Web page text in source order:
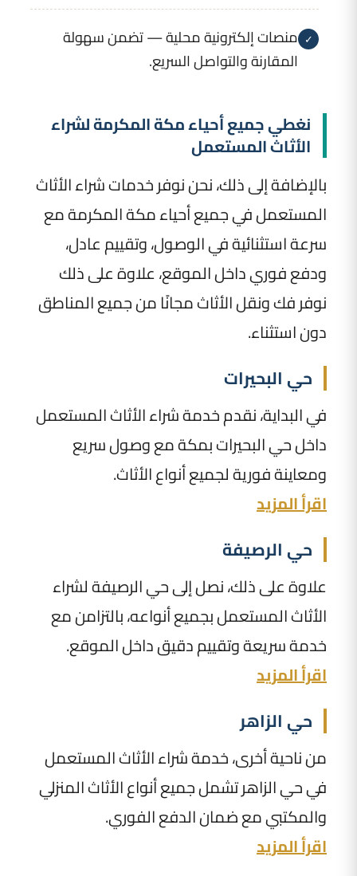
✓ منصات إلكترونية محلية — تضمن سهولة
المقارنة والتواصل السريع.
نغطي جميع أحياء مكة المكرمة لشراء
الأثاث المستعمل
بالإضافة إلى ذلك، نحن نوفر خدمات شراء الأثاث
المستعمل في جميع أحياء مكة المكرمة مع
سرعة استثنائية في الوصول، وتقييم عادل،
ودفع فوري داخل الموقع، علاوة على ذلك
نوفر فك ونقل الأثاث مجانًا من جميع المناطق
دون استثناء.
حي البحيرات
في البداية، نقدم خدمة شراء الأثاث المستعمل
داخل حي البحيرات بمكة مع وصول سريع
ومعاينة فورية لجميع أنواع الأثاث.
اقرأ المزيد
حي الرصيفة
علاوة على ذلك، نصل إلى حي الرصيفة لشراء
الأثاث المستعمل بجميع أنواعه، بالتزامن مع
خدمة سريعة وتقييم دقيق داخل الموقع.
اقرأ المزيد
حي الزاهر
من ناحية أخرى، خدمة شراء الأثاث المستعمل
في حي الزاهر تشمل جميع أنواع الأثاث المنزلي
والمكتبي مع ضمان الدفع الفوري.
اقرأ المزيد